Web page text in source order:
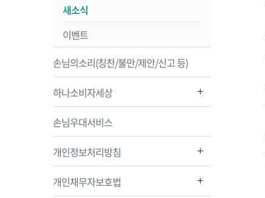
새소식
이벤트
손님의소리(칭찬/불만/제안/신고 등)
하나소비자세상
손님우대서비스
개인정보처리방침
개인채무자보호법